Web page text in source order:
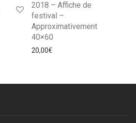
2018 – Affiche de
festival –
Approximativement
40×60
20,00€